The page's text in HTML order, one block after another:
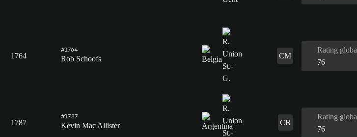
1764
#1764
Rob Schoofs CM
Rating
76
1787
#1787
Kevin Mac Allister CB
Rating
76